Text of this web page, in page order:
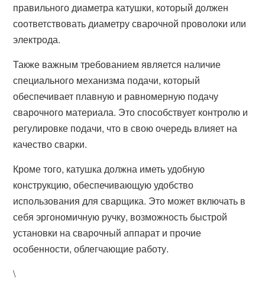
правильного диаметра катушки, который должен
соответствовать диаметру сварочной проволоки или
электрода.
Также важным требованием является наличие
специального механизма подачи, который
обеспечивает плавную и равномерную подачу
сварочного материала. Это способствует контролю и
регулировке подачи, что в свою очередь влияет на
качество сварки.
Кроме того, катушка должна иметь удобную
конструкцию, обеспечивающую удобство
использования для сварщика. Это может включать в
себя эргономичную ручку, возможность быстрой
установки на сварочный аппарат и прочие
особенности, облегчающие работу.
\